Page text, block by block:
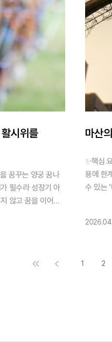
시위를
꿈꾸는 양궁 꿈나
필수라 성장기 아
않고 꿈을 이어갈
마산
✨핵심
용에 한
수 있는
의 시간
1 2